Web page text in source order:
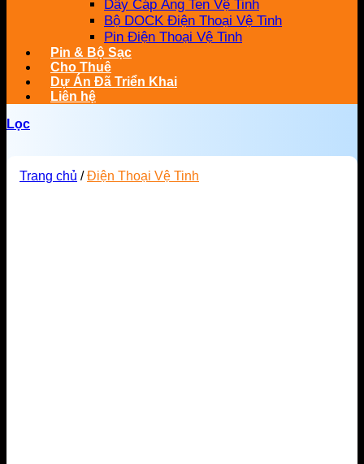
Dây Cáp Ăng Ten Vệ Tinh
Bộ DOCK Điện Thoại Vệ Tinh
Pin Điện Thoại Vệ Tinh
Pin & Bộ Sạc
Cho Thuê
Dự Án Đã Triển Khai
Liên hệ
Lọc
Trang chủ / Điện Thoại Vệ Tinh